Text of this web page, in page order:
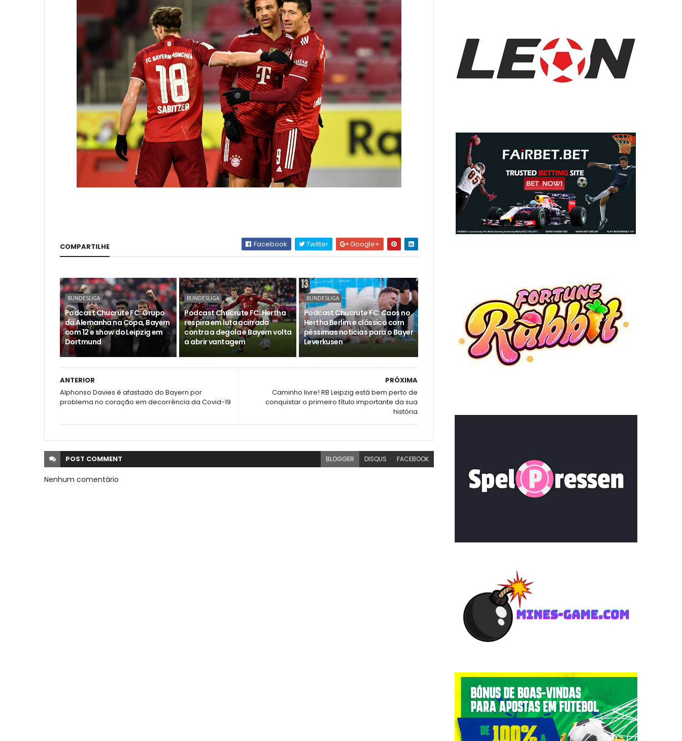
COMPARTILHE Facebook Twitter Google+
BUNDESLIGA
Podcast Chucrute FC: Grupo
da Alemanha na Copa, Bayern
com 12 e show do Leipzig em
Dortmund
BUNDESLIGA
Podcast Chucrute FC: Hertha
respira em luta acirrada
contra a degola e Bayern volta
a abrir vantagem
BUNDESLIGA
Podcast Chucrute FC: Caos no
Hertha Berlim e clássico com
péssimas notícias para o Bayer
Leverkusen
PRÓXIMA
Caminho livre! RB Leipzig está bem perto de
conquistar o primeiro título importante da sua
história
ANTERIOR
Alphonso Davies é afastado do Bayern por
problema no coração em decorrência da Covid-19
POST COMMENT BLOGGER DISQUS FACEBOOK
Nenhum comentário